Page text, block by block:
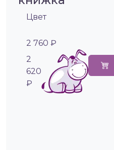
Цвет
2 760 ₽
2
620
₽